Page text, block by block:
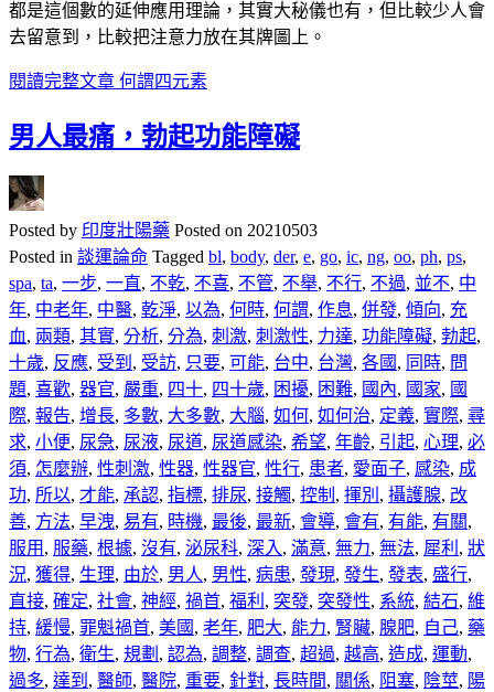
都是這個數的延伸應用理論，其實大秘儀也有，但比較少人會
去留意到，比較把注意力放在其牌圖上。
閱讀完整文章 何謂四元素
男人最痛，勃起功能障礙
Posted by 印度壯陽藥 Posted on 20210503
Posted in 談運論命 Tagged bl, body, der, e, go, ic, ng, oo, ph, ps,
spa, ta, 一步, 一直, 不乾, 不喜, 不管, 不舉, 不行, 不過, 並不, 中
年, 中老年, 中醫, 乾淨, 以為, 何時, 何謂, 作息, 併發, 傾向, 充
血, 兩類, 其實, 分析, 分為, 刺激, 刺激性, 力達, 功能障礙, 勃起,
十歲, 反應, 受到 , 受訪, 只要, 可能, 台中, 台灣, 各國 , 同時, 問
題, 喜歡, 器官, 嚴重, 四十, 四十歲, 困擾, 困難, 國內, 國家, 國
際, 報告, 增長, 多數, 大多數, 大腦, 如何, 如何治, 定義, 實際, 尋
求, 小便, 尿急, 尿液, 尿道, 尿道感染, 希望, 年齡, 引起, 心理, 必
須, 怎麼辦, 性刺激, 性器, 性器官, 性行, 患者, 愛面子, 感染, 成
功, 所以, 才能, 承認, 指標, 排尿, 接觸, 控制 , 揮別 , 攝護腺, 改
善, 方法, 早洩, 易有, 時機, 最後, 最新, 會導, 會有, 有能, 有關,
服用 , 服藥, 根據, 沒有, 泌尿科, 深入 , 滿意, 無力, 無法, 犀利 , 狀
況, 獲得, 生理, 由於, 男人, 男性, 病患, 發現, 發生, 發表, 盛行,
直接, 確定, 社會, 神經, 禍首, 福利 , 突發, 突發性, 系統, 結石, 維
持, 緩慢, 罪魁禍首, 美國 , 老年, 肥大, 能力, 腎臟, 腺肥, 自己, 藥
物, 行為, 衛生, 規劃 , 認為, 調整, 調查, 超過, 越高, 造成, 運動,
過多, 達到 , 醫師, 醫院, 重要, 針對, 長時間, 關係, 阻塞, 陰莖, 陽